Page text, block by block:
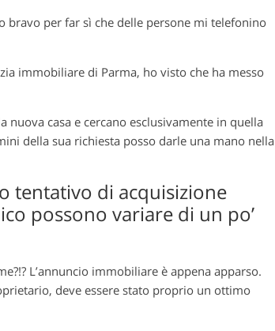
bravo per far sì che delle persone mi telefonino
immobiliare di Parma, ho visto che ha messo
casa e cercano esclusivamente in quella
della sua richiesta posso darle una mano nella
tentativo di acquisizione
possono variare di un po’
L’annuncio immobiliare è appena apparso.
deve essere stato proprio un ottimo